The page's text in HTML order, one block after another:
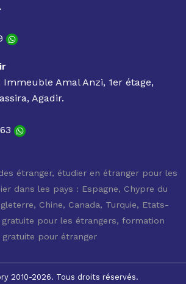
Immeuble Amal Anzi, 1er étage,
Agadir.
étranger, étudier en étranger pour les
dans les pays : Espagne, Chypre du
Chine, Canada, Turquie, Etats-
gratuite pour les étrangers, formation
gratuite pour étranger
2010-2026. Tous droits réservés.